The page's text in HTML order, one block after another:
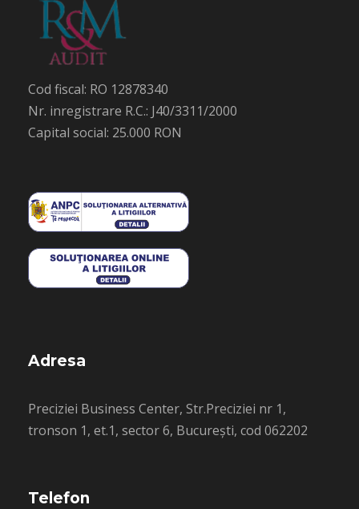
Cod fiscal: RO 12878340
Nr. inregistrare R.C.: J40/3311/2000
Capital social: 25.000 RON
Adresa
Preciziei Business Center, Str.Preciziei nr 1,
tronson 1, et.1, sector 6, București, cod 062202
Telefon